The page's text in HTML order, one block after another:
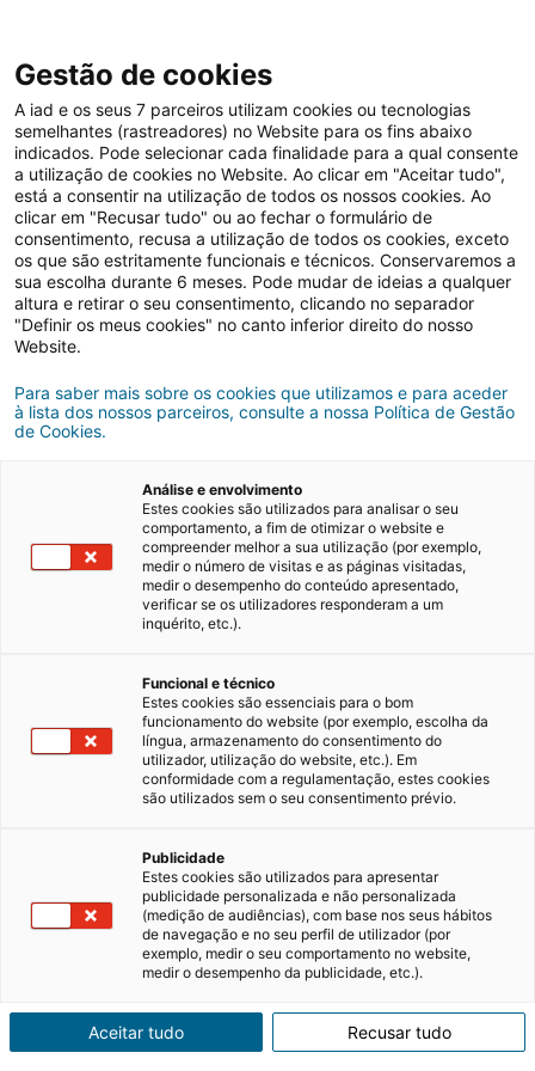
Comprar casa
Como fazer uma proposta para
comprar um imóvel?
uma moradia para comprar e, finalmente,
encontrou um imóvel que satisfaz todos os
seus requisitos? Então, chegou o momento de
partir para a ação e fazer uma proposta para
aquisição do imóvel.…
30/08/2024 3 minutos de leitura
Gestão de cookies
A iad e os seus 7 parceiros utilizam cookies ou tecnologias
semelhantes (rastreadores) no Website para os fins abaixo
indicados. Pode selecionar cada finalidade para a qual consente
a utilização de cookies no Website. Ao clicar em "Aceitar tudo",
está a consentir na utilização de todos os nossos cookies. Ao
clicar em "Recusar tudo" ou ao fechar o formulário de
consentimento, recusa a utilização de todos os cookies, exceto
os que são estritamente funcionais e técnicos. Conservaremos a
sua escolha durante 6 meses. Pode mudar de ideias a qualquer
altura e retirar o seu consentimento, clicando no separador
"Definir os meus cookies" no canto inferior direito do nosso
Website.
Para saber mais sobre os cookies que utilizamos e para aceder
à lista dos nossos parceiros, consulte a nossa Política de Gestão
de Cookies.
Análise e envolvimento
Estes cookies são utilizados para analisar o seu
comportamento, a fim de otimizar o website e
compreender melhor a sua utilização (por exemplo,
medir o número de visitas e as páginas visitadas,
medir o desempenho do conteúdo apresentado,
verificar se os utilizadores responderam a um
inquérito, etc.).
Funcional e técnico
Estes cookies são essenciais para o bom
funcionamento do website (por exemplo, escolha da
língua, armazenamento do consentimento do
utilizador, utilização do website, etc.). Em
conformidade com a regulamentação, estes cookies
são utilizados sem o seu consentimento prévio.
Publicidade
Estes cookies são utilizados para apresentar
publicidade personalizada e não personalizada
(medição de audiências), com base nos seus hábitos
de navegação e no seu perfil de utilizador (por
exemplo, medir o seu comportamento no website,
medir o desempenho da publicidade, etc.).
Aceitar tudo Recusar tudo